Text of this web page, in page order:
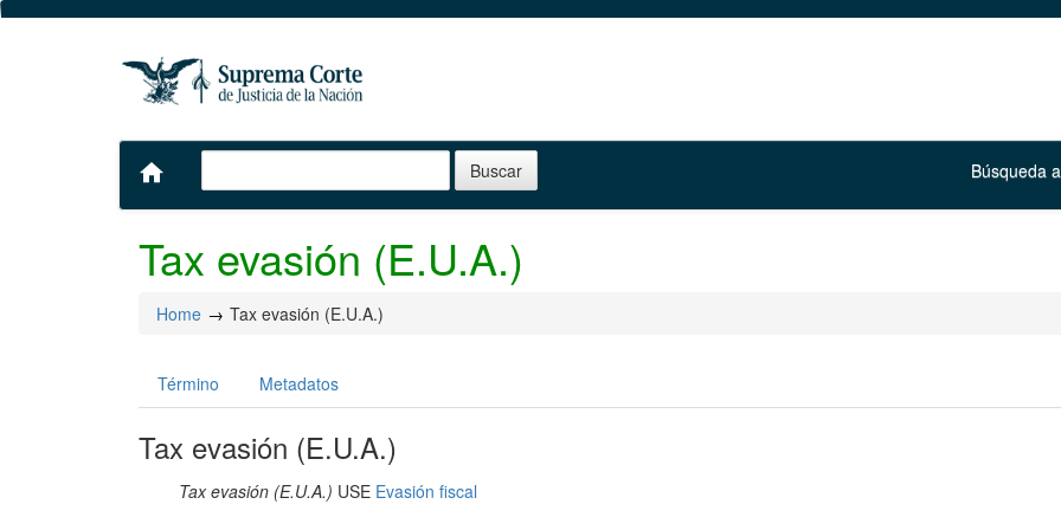
home Búsqueda
Tax evasión (E.U.A.)
Home Tax evasión (E.U.A.)
Término Metadatos
Tax evasión (E.U.A.)
Tax evasión (E.U.A.) USE Evasión fiscal